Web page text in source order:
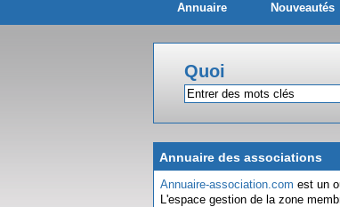
Annuaire Nouveautés
Quoi
Annuaire des associations
Annuaire-association.com est un
L'espace gestion de la zone